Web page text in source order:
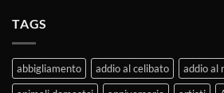
TAGS
abbigliamento addio al celibato addio al